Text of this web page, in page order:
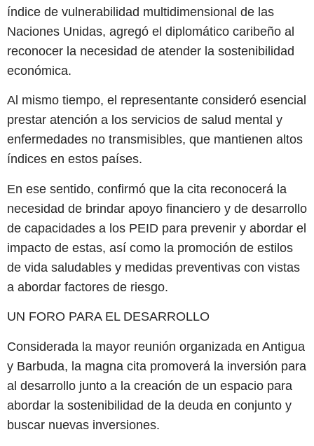
índice de vulnerabilidad multidimensional de las
Naciones Unidas, agregó el diplomático caribeño al
reconocer la necesidad de atender la sostenibilidad
económica.
Al mismo tiempo, el representante consideró esencial
prestar atención a los servicios de salud mental y
enfermedades no transmisibles, que mantienen altos
índices en estos países.
En ese sentido, confirmó que la cita reconocerá la
necesidad de brindar apoyo financiero y de desarrollo
de capacidades a los PEID para prevenir y abordar el
impacto de estas, así como la promoción de estilos
de vida saludables y medidas preventivas con vistas
a abordar factores de riesgo.
UN FORO PARA EL DESARROLLO
Considerada la mayor reunión organizada en Antigua
y Barbuda, la magna cita promoverá la inversión para
al desarrollo junto a la creación de un espacio para
abordar la sostenibilidad de la deuda en conjunto y
buscar nuevas inversiones.